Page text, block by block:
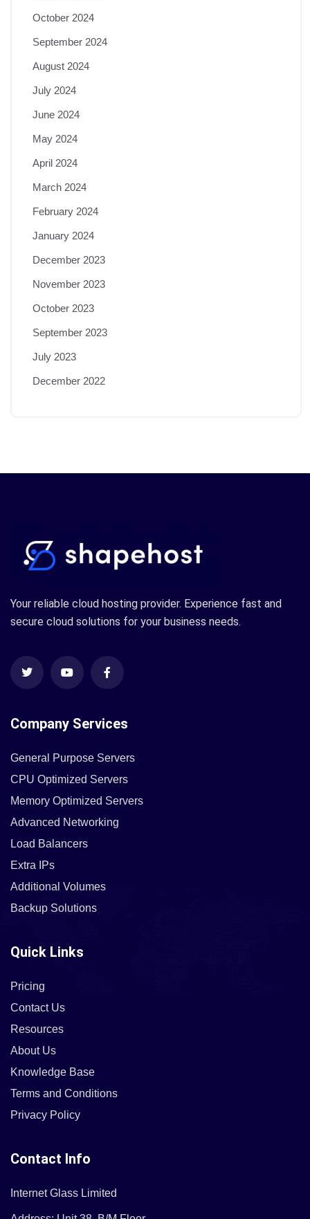
October 2024
September 2024
August 2024
July 2024
June 2024
May 2024
April 2024
March 2024
February 2024
January 2024
December 2023
November 2023
October 2023
September 2023
July 2023
December 2022
Your reliable cloud hosting provider. Experience fast and
secure cloud solutions for your business needs.
Company Services
General Purpose Servers
CPU Optimized Servers
Memory Optimized Servers
Advanced Networking
Load Balancers
Extra IPs
Additional Volumes
Backup Solutions
Quick Links
Pricing
Contact Us
Resources
About Us
Knowledge Base
Terms and Conditions
Privacy Policy
Contact Info
Internet Glass Limited